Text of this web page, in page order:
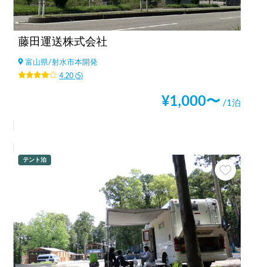
藤田運送株式会社
富山県/射水市本開発
4.20(5)
¥1,000〜 /1泊
テント泊